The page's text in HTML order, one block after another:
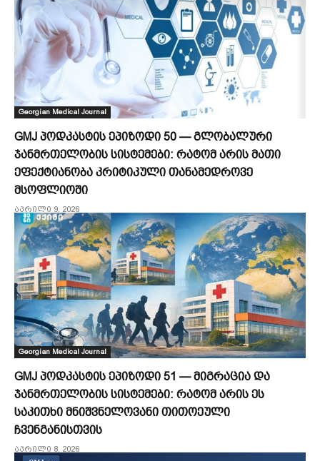
Georgian Medical Journal
GMJ პოდკასტის ეპიზოდი 50 — გლობალური
ჯანმრთელობის სისტემები: რატომ არის მათი
ეფექტიანობა კრიტიკული თანამედროვე
მსოფლიოში
აპრილი 9, 2026
Georgian Medical Journal
GMJ პოდკასტის ეპიზოდი 51 — მიგრაცია და
ჯანმრთელობის სისტემები: რატომ არის ეს
საკითხი მნიშვნელოვანი თითოეული
ჩვენგანისთვის
აპრილი 8, 2026